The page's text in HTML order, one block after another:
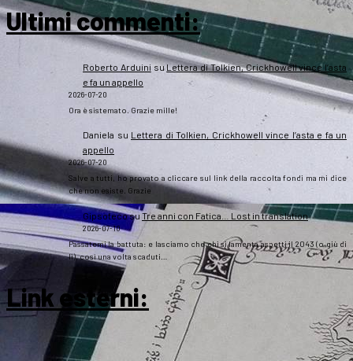
Ultimi commenti:
Roberto Arduini suLettera di Tolkien, Crickhowell vince l’asta
e fa un appello
2026-07-20
Ora è sistemato. Grazie mille!
Daniela su Lettera di Tolkien, Crickhowell vince l’asta e fa un
appello
2026-07-20
Salve a tutti, ho provato a cliccare sul link della raccolta fondi ma mi dice
che non esiste. Grazie
GipsotecosuTre anni con Fatica… Lost in translation
2026-07-10
Passatemi la battuta: e lasciamo che chi si lamenta aspetti il 2043 (o giù di
lì), così una volta scaduti…
Link esterni: